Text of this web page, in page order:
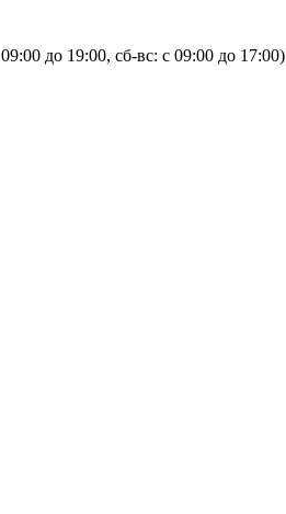
09:00 до 19:00, сб-вс: с 09:00 до 17:00)